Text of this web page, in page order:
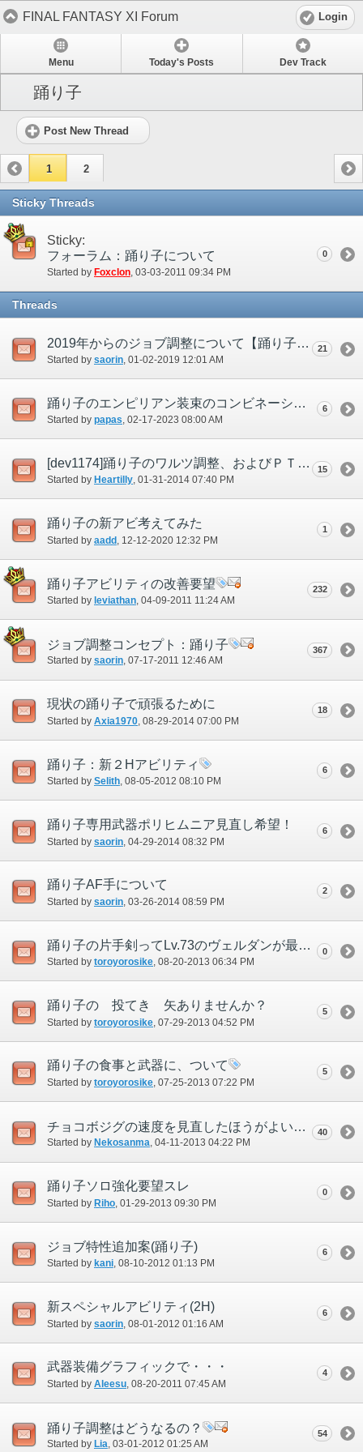
FINAL FANTASY XI Forum Login
Menu Today's Posts Dev Track
踊り子
Post New Thread
1 2
Sticky Threads
Sticky:
フォーラム：踊り子について
Started by Foxclon‎, 03-03-2011 09:34 PM
0
Threads
2019年からのジョブ調整について【踊り子】
Started by saorin ‎, 01-02-2019 12:01 AM
21
踊り子のエンピリアン装束のコンビネーションについて
Started by papas‎, 02-17-2023 08:00 AM
6
[dev1174]踊り子のワルツ調整、およびＰＴで活躍するための調整に関して
Started by Heartilly‎, 01-31-2014 07:40 PM
15
踊り子の新アビ考えてみた
Started by aadd ‎, 12-12-2020 12:32 PM
1
踊り子アビリティの改善要望
Started by leviathan‎, 04-09-2011 11:24 AM
232
ジョブ調整コンセプト：踊り子
Started by saorin‎, 07-17-2011 12:46 AM
367
現状の踊り子で頑張るために
Started by Axia1970 ‎, 08-29-2014 07:00 PM
18
踊り子：新２Hアビリティ
Started by Selith‎, 08-05-2012 08:10 PM
6
踊り子専用武器ポリヒムニア見直し希望！
Started by saorin ‎, 04-29-2014 08:32 PM
6
踊り子AF手について
Started by saorin‎, 03-26-2014 08:59 PM
2
踊り子の片手剣ってLv.73のヴェルダンが最大だけど、他は、無いのですか？
Started by toroyorosike‎, 08-20-2013 06:34 PM
0
踊り子の 投てき 矢ありませんか？
Started by toroyorosike ‎, 07-29-2013 04:52 PM
5
踊り子の食事と武器に、ついて
Started by toroyorosike‎, 07-25-2013 07:22 PM
5
チョコボジグの速度を見直したほうがよいのでは？
Started by Nekosanma‎, 04-11-2013 04:22 PM
40
踊り子ソロ強化要望スレ
Started by Riho ‎, 01-29-2013 09:30 PM
0
ジョブ特性追加案(踊り子)
Started by kani‎, 08-10-2012 01:13 PM
6
新スペシャルアビリティ(2H)
Started by saorin ‎, 08-01-2012 01:16 AM
6
武器装備グラフィックで・・・
Started by Aleesu‎, 08-20-2011 07:45 AM
4
踊り子調整はどうなるの？
Started by Lia‎, 03-01-2012 01:25 AM
54